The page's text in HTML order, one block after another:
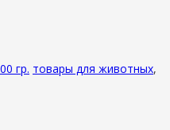
гр. товары для животных,